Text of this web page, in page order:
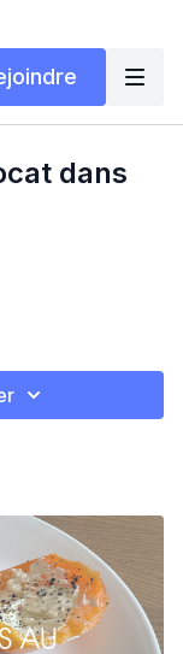
dans
le mélange.
moment de